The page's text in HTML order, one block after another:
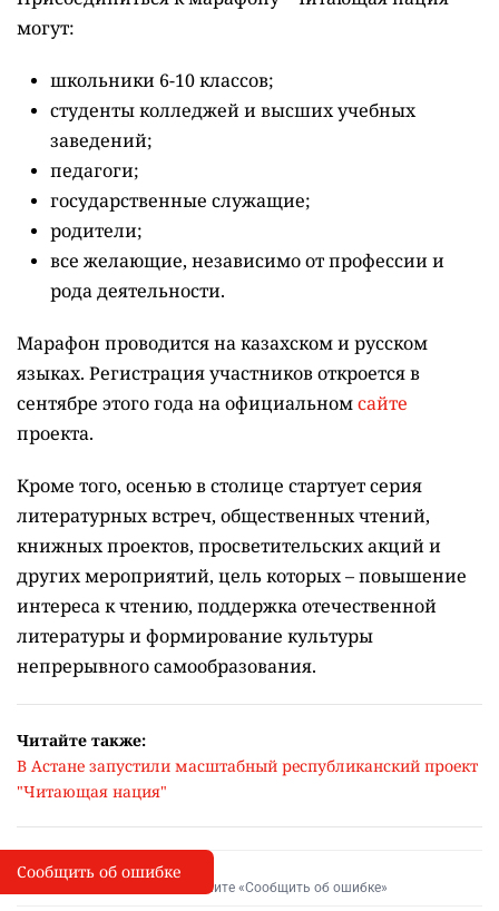
Присоединиться к марафону "Читающая нация"
школьники 6-10 классов;
студенты колледжей и высших учебных
заведений;
педагоги;
государственные служащие;
родители;
все желающие, независимо от профессии и
Марафон проводится на казахском и русском
языках.Регистрация участников откроется в
сентябре этого года на официальном
Кроме того, осенью в столице стартует серия
литературных встреч, общественных чтений,
книжных проектов, просветительских акций и
других мероприятий, цель которых –повышение
интереса к чтению, поддержка отечественной
литературы и формирование культуры
Читайте также:
В Астане запустили масштабный республиканский проект
I
Сообщить об опечатке
Сообщить об ошибке